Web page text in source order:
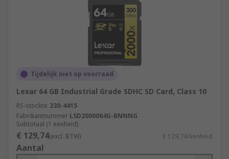
Tijdelijk niet op voorraad
Lexar 64 GB Industrial Grade SDHC SD Card, Class 10
RS-stocknr. 230-4415
Fabrikantnummer LSD2000064G-BNNNG
Subtotaal (1 eenheid)
€ 129,74(excl. BTW) € 129,74/eenheid
Aantal